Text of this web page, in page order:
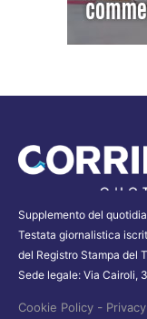
Supplemento del
Testata giornalistica
del Registro Stampa del
Sede legale: Via Cairoli,
Cookie Policy -